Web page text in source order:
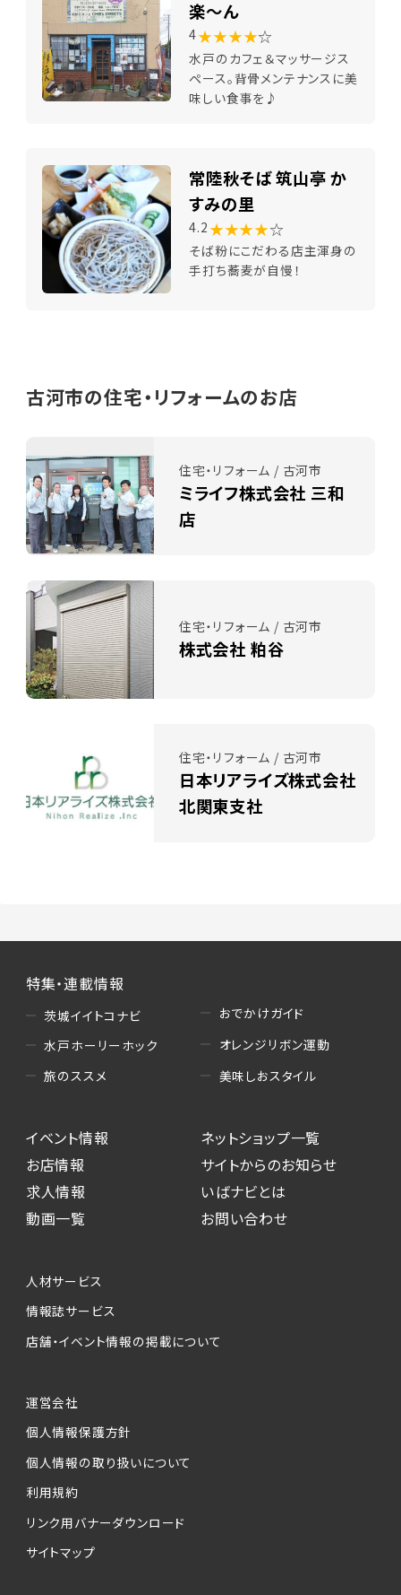
楽～ん
4★★★★☆
水戸のカフェ＆マッサージス
ペース。背骨メンテナンスに美
味しい食事を♪
常陸秋そば 筑山亭 か
すみの里
4.2 ★★★★☆
そば粉にこだわる店主渾身の
手打ち蕎麦が自慢！
古河市の住宅・リフォームのお店
住宅・リフォーム / 古河市
ミライフ株式会社 三和
店
住宅・リフォーム / 古河市
株式会社 粕谷
住宅・リフォーム / 古河市
日本リアライズ株式会社
北関東支社
特集・連載情報
茨城イイトコナビ
水戸ホーリーホック
旅のススメ
おでかけガイド
オレンジリボン運動
美味しおスタイル
イベント情報
お店情報
求人情報
動画一覧
ネットショップ一覧
サイトからのお知らせ
いばナビとは
お問い合わせ
人材サービス
情報誌サービス
店舗・イベント情報の掲載について
運営会社
個人情報保護方針
個人情報の取り扱いについて
利用規約
リンク用バナーダウンロード
サイトマップ